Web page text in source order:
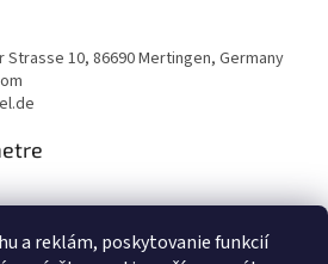
a reklám, poskytovanie funkcií
Strasse 10, 86690 Mertingen, Germany